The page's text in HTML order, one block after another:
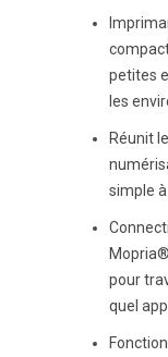
petites
les
Réunit
simple
pour
quel